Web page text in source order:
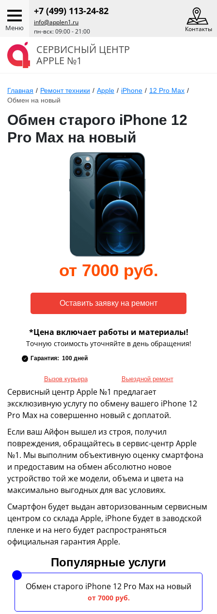
Меню
+7 (499) 113-24-82
info@applen1.ru
пн-вск: 09:00 - 21:00
Контакты
СЕРВИСНЫЙ ЦЕНТР
APPLE №1
Главная / Ремонт техники / Apple / iPhone / 12 Pro Max /
Обмен на новый
Обмен старого iPhone 12
Pro Max на новый
от 7000 руб.
*Цена включает работы и материалы!
Точную стоимость уточняйте в день обращения!
Гарантия: 100 дней
Вызов курьера Выездной ремонт
Сервисный центр Apple №1 предлагает
эксклюзивную услугу по обмену вашего iPhone 12
Pro Max на совершенно новый с доплатой.
Если ваш Айфон вышел из строя, получил
повреждения, обращайтесь в сервис-центр Apple
№1. Мы выполним объективную оценку смартфона
и предоставим на обмен абсолютно новое
устройство той же модели, объема и цвета на
максимально выгодных для вас условиях.
Смартфон будет выдан авторизованным сервисным
центром со склада Apple, iPhone будет в заводской
пленке и на него будет распространяться
официальная гарантия Apple.
Популярные услуги
Обмен старого iPhone 12 Pro Max на новый
от 7000 руб.